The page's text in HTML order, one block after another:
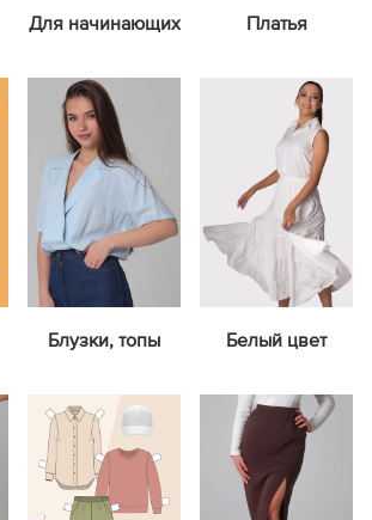
Для начинающих Платья
Блузки, топы Белый цвет